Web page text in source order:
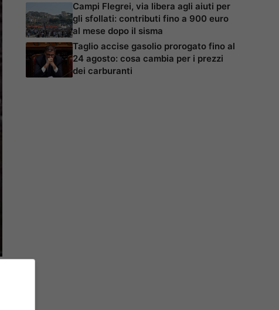
Campi Flegrei, via libera agli aiuti per
gli sfollati: contributi fino a 900 euro
al mese dopo il sisma
Taglio accise gasolio prorogato fino al
24 agosto: cosa cambia per i prezzi
dei carburanti